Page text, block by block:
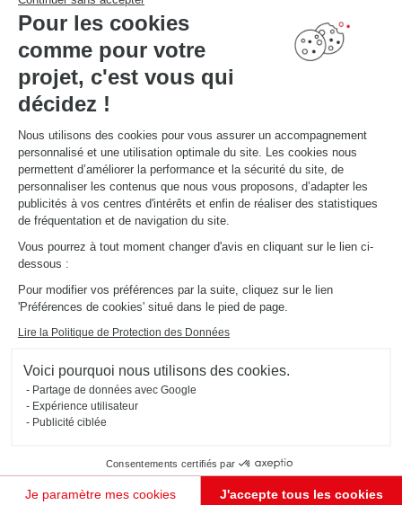
Pour les cookies
comme pour votre
projet, c'est vous qui
décidez !
Nous utilisons des cookies pour vous assurer un accompagnement
personnalisé et une utilisation optimale du site. Les cookies nous
permettent d’améliorer la performance et la sécurité du site, de
personnaliser les contenus que nous vous proposons, d’adapter les
publicités à vos centres d'intérêts et enfin de réaliser des statistiques
de fréquentation et de navigation du site.
Vous pourrez à tout moment changer d'avis en cliquant sur le lien ci-
dessous :
Pour modifier vos préférences par la suite, cliquez sur le lien
'Préférences de cookies' situé dans le pied de page.
Lire la Politique de Protection des Données
Voici pourquoi nous utilisons des cookies.
Partage de données avec Google
Expérience utilisateur
Publicité ciblée
Consentements certifiés par
Je paramètre mes cookies J'accepte tous les cookies
LIENS UTILES
Promotions
Guides de poses et d’entretien
Consulter notre catalogue
À PROPOS
Actualités du groupe
Nous rejoindre
Ouvrir un magasin
Schmidt dans le monde
2026 © SCHMIDT Groupe
Politique d'utilisation des cookies
Politique de confidentialité
#ouischmidt
Plan du site